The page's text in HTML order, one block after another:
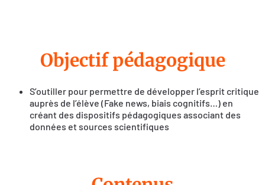
Objectif pédagogique
S’outiller pour permettre de développer l’esprit critique
auprès de l’élève (Fake news, biais cognitifs…) en
créant des dispositifs pédagogiques associant des
données et sources scientifiques